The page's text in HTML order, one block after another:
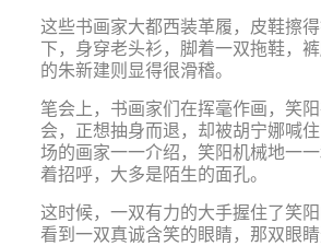
这些书画家大都西装革履，皮鞋擦
下，身穿老头衫，脚着一双拖鞋，
的朱新建则显得很滑稽。
笔会上，书画家们在挥毫作画，笑
会，正想抽身而退，却被胡宁娜喊
场的画家一一介绍，笑阳机械地一
着招呼，大多是陌生的面孔。
这时候，一双有力的大手握住了笑
看到一双真诚含笑的眼睛，那双眼